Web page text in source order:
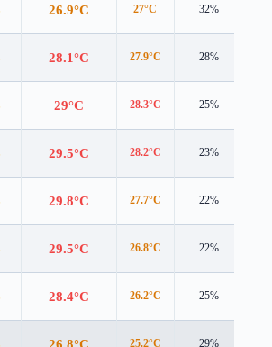
26.9°C 27°C 32%
28.1°C 27.9°C 28%
29°C 28.3°C 25%
29.5°C 28.2°C 23%
29.8°C 27.7°C 22%
29.5°C 26.8°C 22%
28.4°C 26.2°C 25%
26.8°C 25.2°C 29%